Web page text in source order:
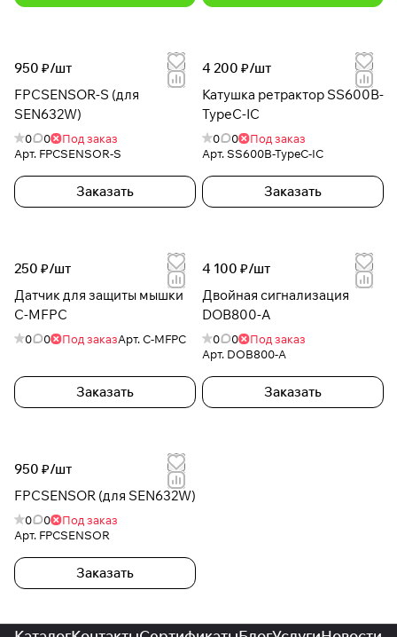
950 ₽/шт
FPCSENSOR-S (для
SEN632W)
0 0
Под заказ
Арт. FPCSENSOR-S
Заказать
4 200 ₽/шт
Катушка ретрактор SS600B-
TypeC-IC
0 0
Под заказ
Арт.SS600B-TypeC-IC
Заказать
250 ₽/шт
Датчик для защиты мышки
C-MFPC
0 0 Под заказАрт.C-MFPC
Заказать
4 100 ₽/шт
Двойная сигнализация
DOB800-A
0 0
Под заказ
Арт. DOB800-A
Заказать
950 ₽/шт
FPCSENSOR (для SEN632W)
0 0
Под заказ
Арт. FPCSENSOR
Заказать